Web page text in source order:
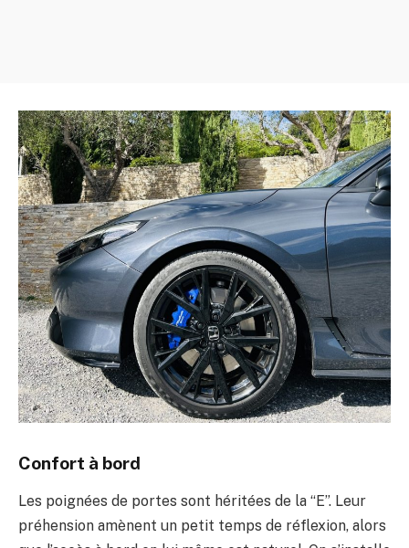
Confort à bord
Les poignées de portes sont héritées de la “E”. Leur
préhension amènent un petit temps de réflexion, alors